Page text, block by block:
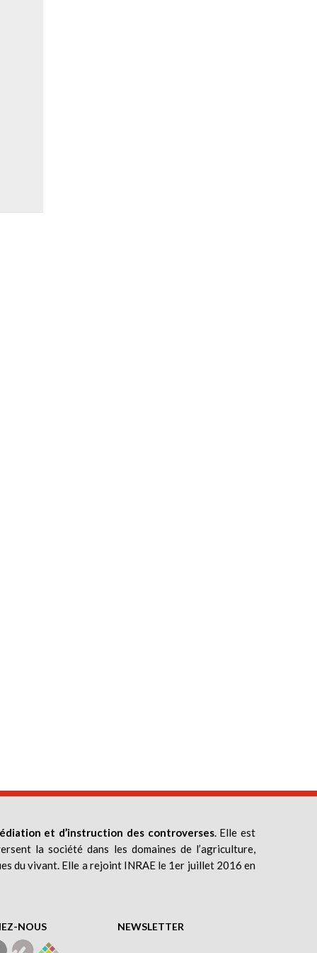
et d’instruction des controverses. Elle est
la société dans les domaines de l’agriculture,
du vivant. Elle a rejoint INRAE le 1er juillet 2016 en
NOUS NEWSLETTER